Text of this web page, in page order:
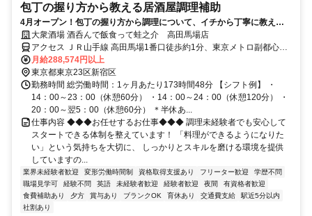
包丁の握り方から教える居酒屋調理補助
4月オープン！包丁の握り方から調理について、イチから丁寧に教えま
す！個性を尊重した働き方が叶う職場で働こう☆
大衆酒場 酒呑んで飯食って蛙之介 高田馬場店
アクセス ＪＲ山手線 高田馬場1番口徒歩約1分、東京メトロ副都心線
西早稲田1番口徒歩約13分、西武新宿線 下落合（東京都）北口徒歩約
13分
月給288,574円以上
東京都東京23区新宿区
勤務時間 総労働時間：1ヶ月あたり173時間48分 【シフト例】 ・
14：00～23：00（休憩60分） ・14：00～24：00（休憩120分） ・
20：00～翌5：00（休憩60分） ＊半休あ...
仕事内容 ◆◆◆お任せするお仕事◆◆◆ 調理未経験者でも安心して
スタートできる体制を整えています！ 「料理ができるようになりた
い」という気持ちを大切に、 しっかりとスキルを磨ける環境を提供
していますの...
業界未経験者歓迎 変形労働時間制 資格取得支援あり フリーター歓迎
学歴不問
職場見学可
経験不問 英語 未経験者歓迎 経験者歓迎 夜間
有資格者歓迎
食費補助あり
夕方 賞与あり ブランクOK 育休あり 交通費支給
駅近5分以内
社割あり